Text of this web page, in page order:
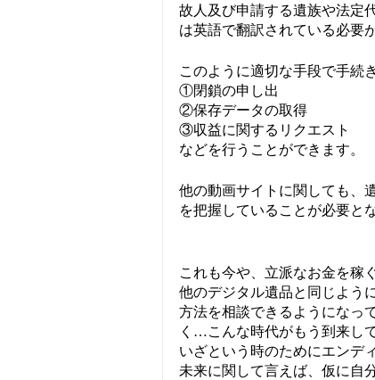
故人及び申請する遺族や法定
は英語で翻訳されている必要
このように適切な手段で手続
①閉鎖の申し出
②保存データの取得
③収益に関するリクエスト
などを行うことができます。
他の動画サイトに関しても、
を把握していることが必要と
これも今や、立派なお金を稼
他のデジタル遺品と同じよう
方法を相談できるようになっ
く…こんな時代がもう到来し
いざという時のためにエンデ
未来に関して言えば、仮に自